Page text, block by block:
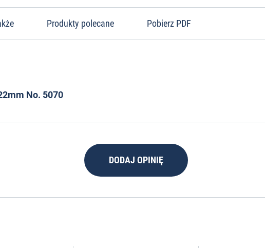
Produkty polecane Pobierz PDF
No. 5070
DODAJ OPINIĘ